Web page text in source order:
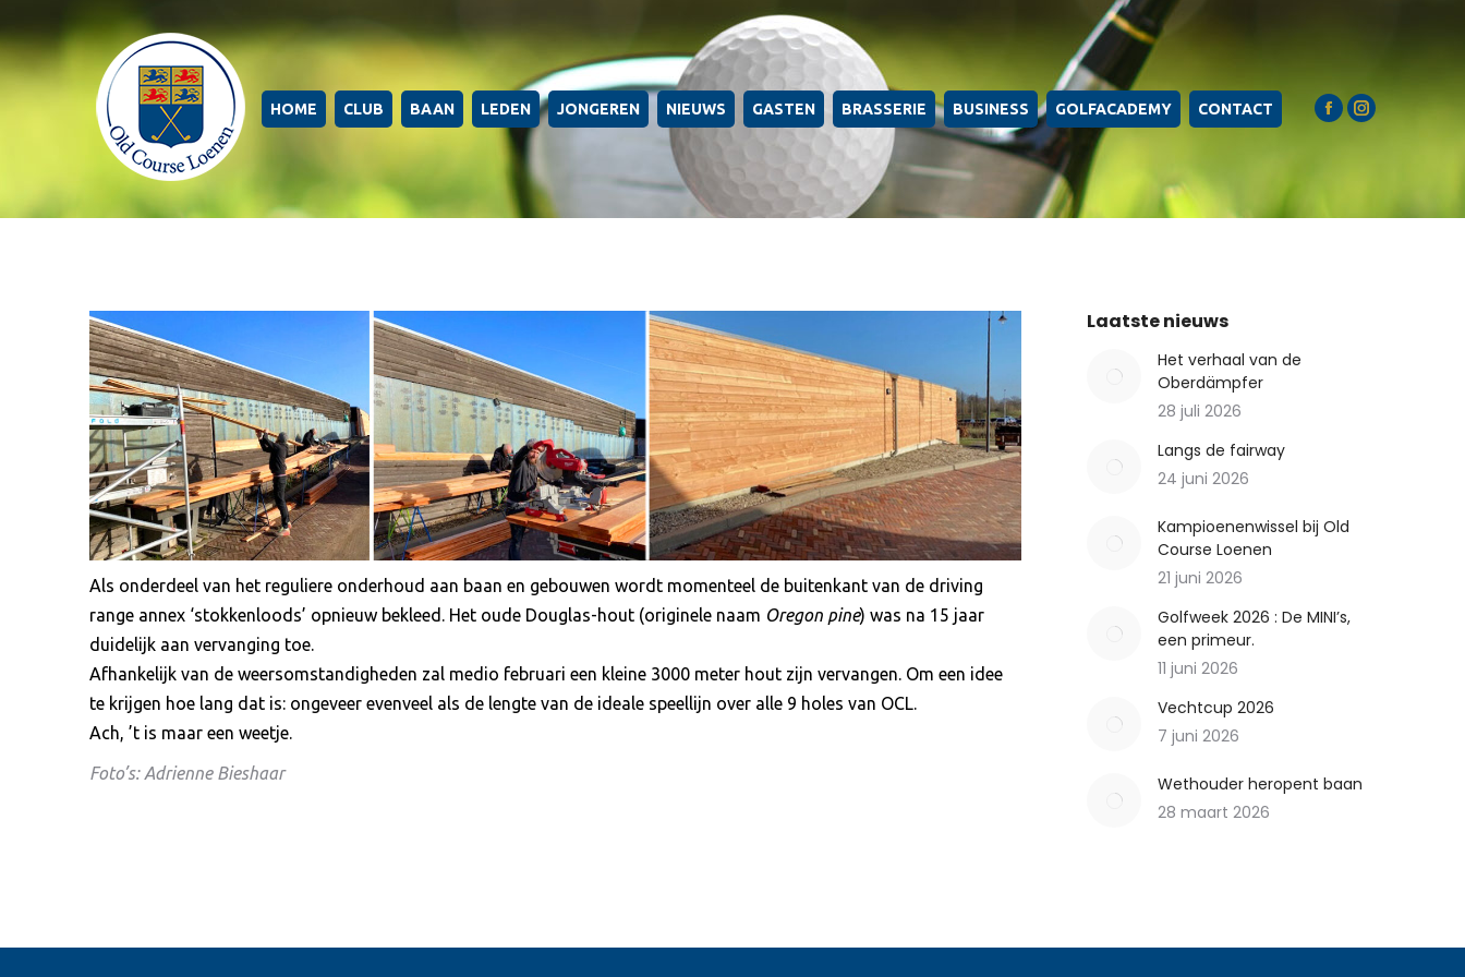
HOME CLUB BAAN LEDEN JONGEREN NIEUWS GASTEN BRASSERIE BUSINESS GOLFACADEMY CONTACT
FacebookInstagram
Als onderdeel van het reguliere onderhoud aan baan en gebouwen wordt momenteel de buitenkant van de driving
range annex ‘stokkenloods’ opnieuw bekleed. Het oude Douglas-hout (originele naam Oregon pine) was na 15 jaar
duidelijk aan vervanging toe.
Afhankelijk van de weersomstandigheden zal medio februari een kleine 3000 meter hout zijn vervangen. Om een idee
te krijgen hoe lang dat is: ongeveer evenveel als de lengte van de ideale speellijn over alle 9 holes van OCL.
Ach, ’t is maar een weetje.
Foto’s: Adrienne Bieshaar
Laatste nieuws
Het verhaal van de
Oberdämpfer
28 juli 2026
Langs de fairway
24 juni 2026
Kampioenenwissel bij Old
Course Loenen
21 juni 2026
Golfweek 2026 : De MINI’s,
een primeur.
11 juni 2026
Vechtcup 2026
7 juni 2026
Wethouder heropent baan
28 maart 2026